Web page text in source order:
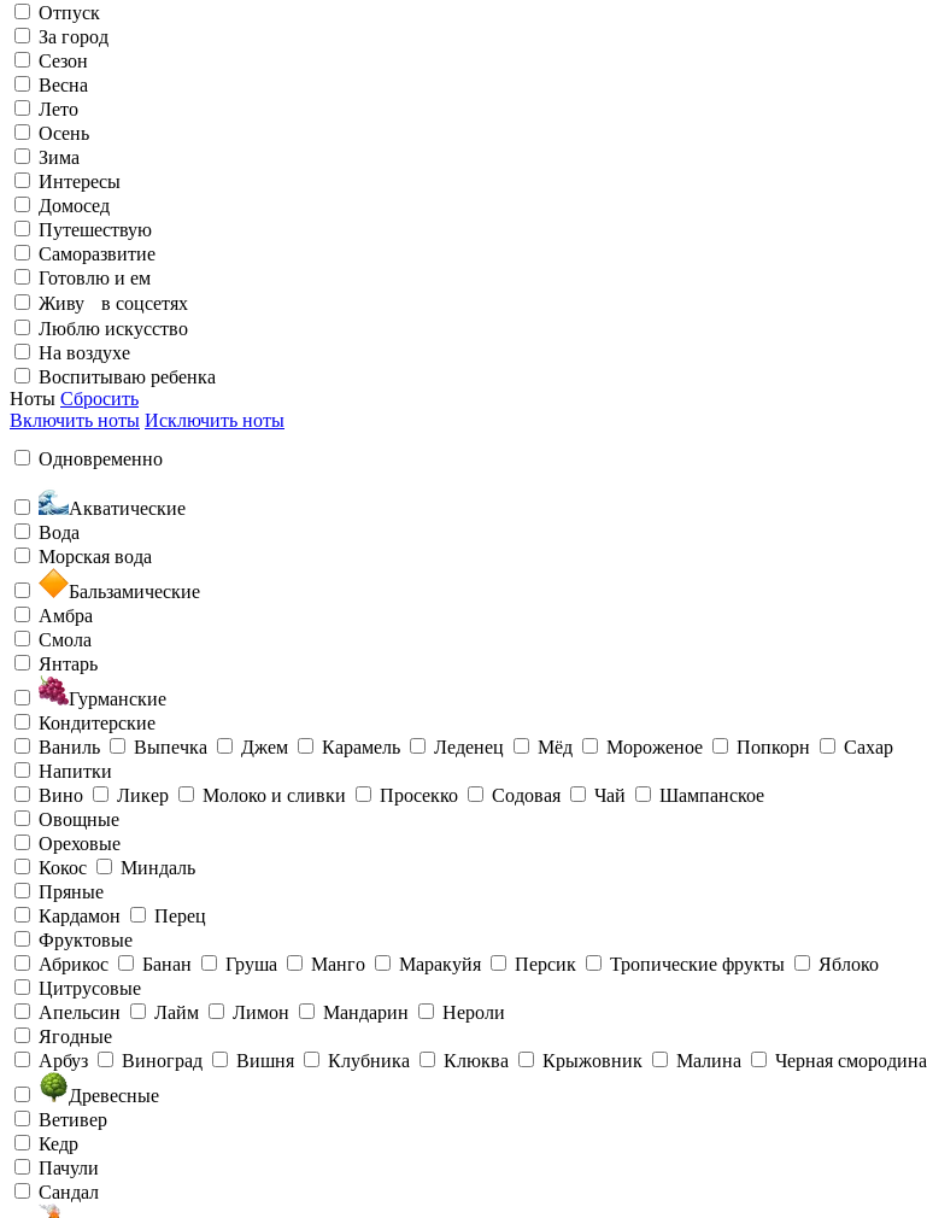
Рефлексирую
Излучаю счастье
Заряжен на успех
Любить и быть любимой
Спортивный
Элегантный
Бунтарский
Загадочный
Необычный
За город
Люблю искусство
На воздухе
Отпуск
За город
Сезон
Весна
Лето
Осень
Зима
Интересы
Домосед
Путешествую
Саморазвитие
Готовлю и ем
Живу в соцсетях
Люблю искусство
На воздухе
Воспитываю ребенка
Ноты Сбросить
Включить ноты Исключить ноты
Одновременно
Акватические
Вода
Морская вода
Бальзамические
Амбра
Смола
Янтарь
Гурманские
Кондитерские
Ваниль
Выпечка Джем Карамель Леденец Мёд Мороженое Попкорн
Сахар
Напитки
Вино
Ликер Молоко и сливки Просекко Содовая Чай
Шампанское
Овощные
Ореховые
Кокос
Миндаль
Пряные
Кардамон
Перец
Фруктовые
Абрикос
Банан Груша Манго Маракуйя Персик Тропические фрукты
Яблоко
Цитрусовые
Апельсин
Лайм Лимон Мандарин
Нероли
Ягодные
Арбуз
Виноград Вишня Клубника Клюква Крыжовник Малина
Черная смородина
Древесные
Ветивер
Кедр
Пачули
Сандал